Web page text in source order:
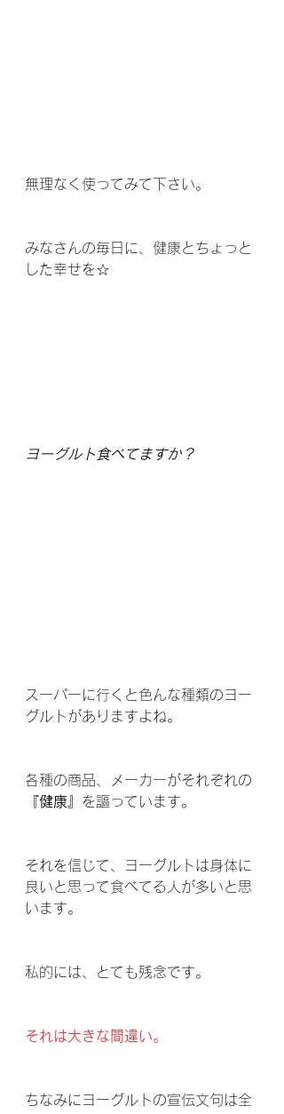
無理なく使ってみて下さい。
みなさんの毎日に、健康とちょっと
した幸せを☆
ヨーグルト食べてますか？
スーパーに行くと色んな種類のヨー
グルトがありますよね。
各種の商品、メーカーがそれぞれの
『健康』 を謳っています。
それを信じて、ヨーグルトは身体に
良いと思って食べてる人が多いと思
います。
私的には、とても残念です。
それは大きな間違い。
ちなみにヨーグルトの宣伝文句は全